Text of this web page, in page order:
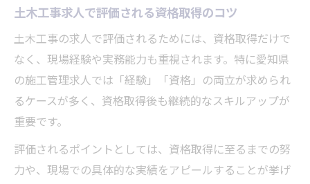
土木工事求人で評価される資格取得のコツ
土木工事の求人で評価されるためには、資格取得だけで
なく、現場経験や実務能力も重視されます。特に愛知県
の施工管理求人では「経験」「資格」の両立が求められ
るケースが多く、資格取得後も継続的なスキルアップが
重要です。
評価されるポイントとしては、資格取得に至るまでの努
力や、現場での具体的な実績をアピールすることが挙げ